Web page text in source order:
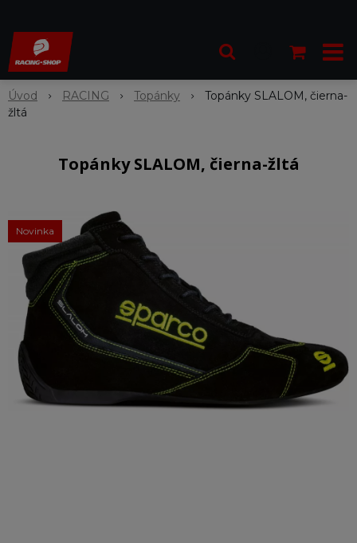
Úvod RACING Topánky
Topánky SLALOM, čierna-
žltá
Topánky SLALOM, čierna-žltá
Novinka